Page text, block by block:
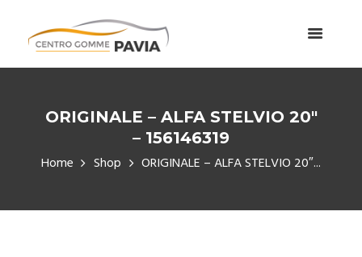
ORIGINALE – ALFA STELVIO 20″
– 156146319
Home Shop ORIGINALE – ALFA STELVIO 20″...